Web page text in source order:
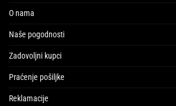
O nama
Naše pogodnosti
Zadovoljni kupci
Praćenje pošiljke
Reklamacije